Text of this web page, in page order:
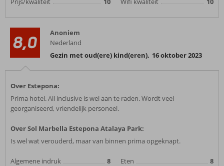
8,0
Anoniem
Nederland
Gezin met oud(ere) kind(eren), 16 oktober 2023
Over Estepona:
Prima hotel. All inclusive is wel aan te raden. Wordt veel
georganiseerd, vriendelijk personeel.
Over Sol Marbella Estepona Atalaya Park:
Is wel wat verouderd, maar van binnen prima opgeknapt.
Algemene indruk
8
Eten
8